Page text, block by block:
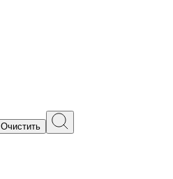
Очистить